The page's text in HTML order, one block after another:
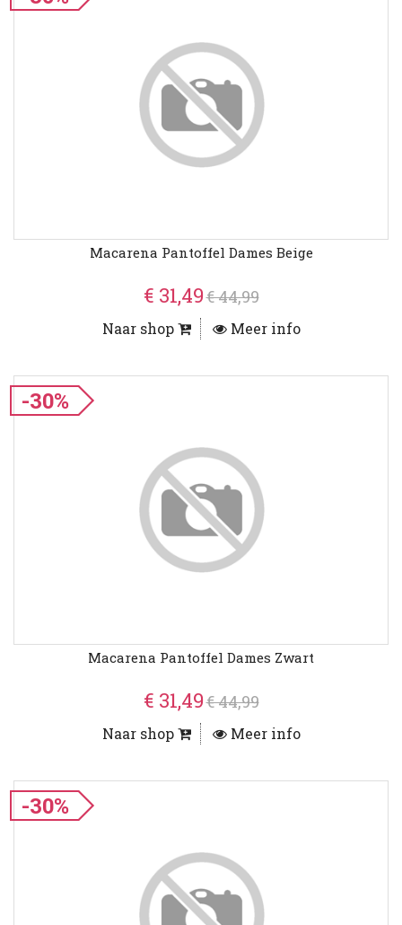
Macarena Pantoffel Dames Beige
€ 31,49€ 44,99
Naar shop Meer info
-30%
Macarena Pantoffel Dames Zwart
€ 31,49€ 44,99
Naar shop Meer info
-30%